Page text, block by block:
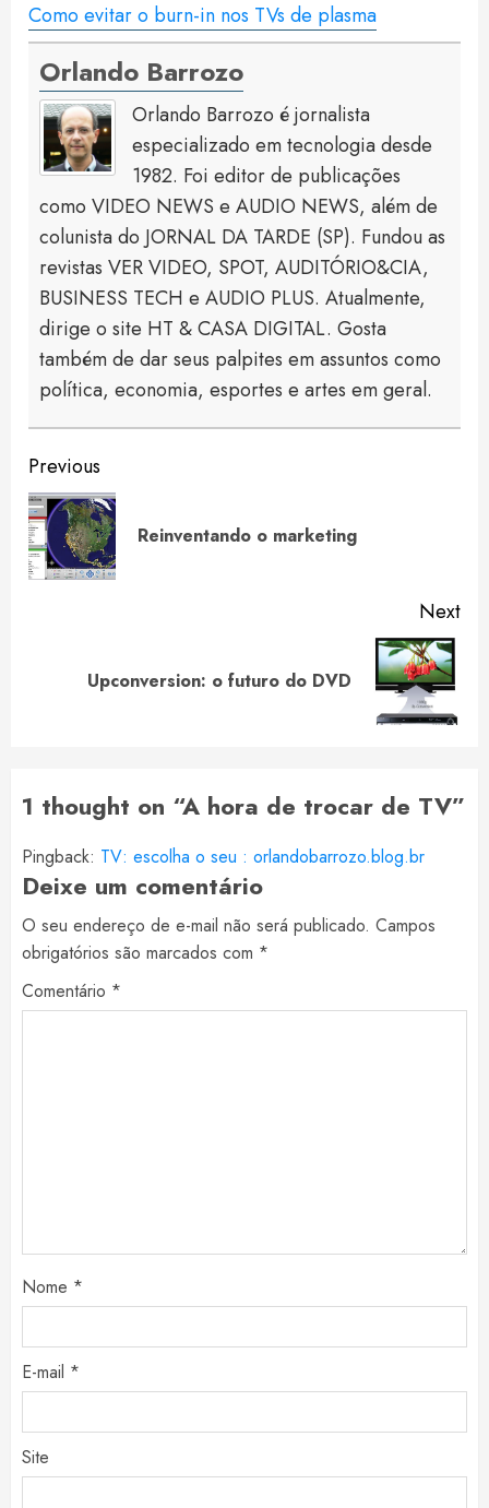
Como evitar o burn-in nos TVs de plasma
Orlando Barrozo
Orlando Barrozo é jornalista
especializado em tecnologia desde
1982. Foi editor de publicações
como VIDEO NEWS e AUDIO NEWS, além de
colunista do JORNAL DA TARDE (SP). Fundou as
revistas VER VIDEO, SPOT, AUDITÓRIO&CIA,
BUSINESS TECH e AUDIO PLUS. Atualmente,
dirige o site HT & CASA DIGITAL. Gosta
também de dar seus palpites em assuntos como
política, economia, esportes e artes em geral.
Continue
Reading
Previous
Reinventando o marketing
Next
Upconversion: o futuro do DVD
1 thought on “A hora de trocar de TV”
Pingback: TV: escolha o seu : orlandobarrozo.blog.br
Deixe um comentário
O seu endereço de e-mail não será publicado. Campos
obrigatórios são marcados com *
Comentário *
Nome *
E-mail *
Site